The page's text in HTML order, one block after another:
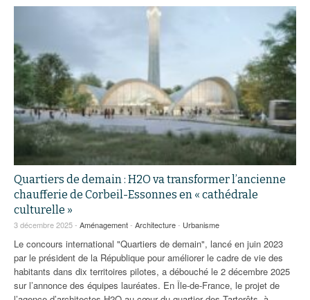
Quartiers de demain : H2O va transformer l’ancienne
chaufferie de Corbeil-Essonnes en « cathédrale
culturelle »
3 décembre 2025 - Aménagement- Architecture- Urbanisme
Le concours international "Quartiers de demain", lancé en juin 2023
par le président de la République pour améliorer le cadre de vie des
habitants dans dix territoires pilotes, a débouché le 2 décembre 2025
sur l’annonce des équipes lauréates. En Île-de-France, le projet de